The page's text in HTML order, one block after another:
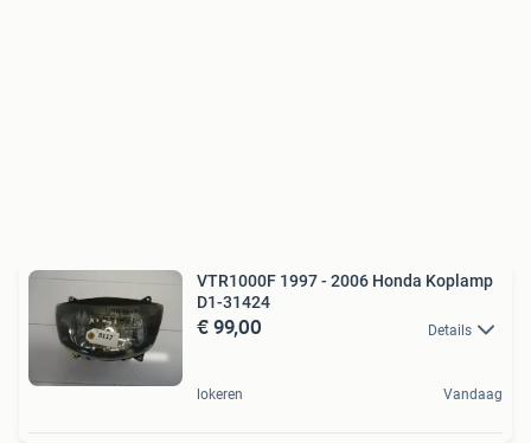
VTR1000F 1997 - 2006 Honda Koplamp
D1-31424
€ 99,00 Details
lokeren Vandaag